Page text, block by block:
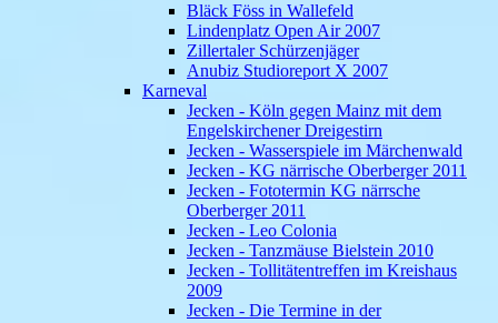
Bläck Föss in Wallefeld
Lindenplatz Open Air 2007
Zillertaler Schürzenjäger
Anubiz Studioreport X 2007
Karneval
Jecken - Köln gegen Mainz mit dem
Engelskirchener Dreigestirn
Jecken - Wasserspiele im Märchenwald
Jecken - KG närrische Oberberger 2011
Jecken - Fototermin KG närrsche
Oberberger 2011
Jecken - Leo Colonia
Jecken - Tanzmäuse Bielstein 2010
Jecken - Tollitätentreffen im Kreishaus
2009
Jecken - Die Termine in der